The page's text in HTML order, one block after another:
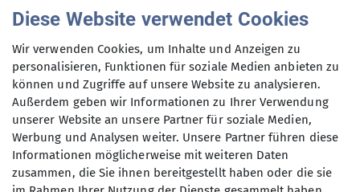
Motiviert gingen 21 Mitglieder an den Start um
die 9km im Hauptlauf, die 3km im Hobbylauf oder
die 3km in der Walking Gruppe zu absolvieren.
Auch die kleine Valentina mit Mama Patrizia war
bei der 440m Kinderstrecke am Start. Die
Veranstaltung bot eine besondere Stimmung und
Diese Website verwendet Cookies
Wir verwenden Cookies, um Inhalte und Anzeigen zu
personalisieren, Funktionen für soziale Medien anbieten zu
können und Zugriffe auf unsere Website zu analysieren.
Außerdem geben wir Informationen zu Ihrer Verwendung
unserer Website an unsere Partner für soziale Medien,
Werbung und Analysen weiter. Unsere Partner führen diese
Informationen möglicherweise mit weiteren Daten
zusammen, die Sie ihnen bereitgestellt haben oder die sie